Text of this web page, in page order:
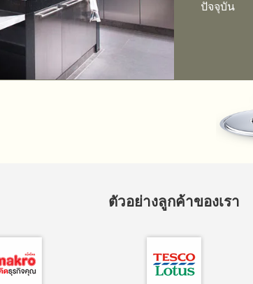
ปัจจุบัน
ตัวอย่างลูกค้าของเรา